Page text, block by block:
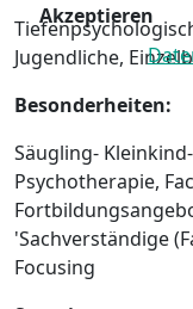
Jugendliche,
Besonderheiten:
Säugling-
Psychotherapie,
'Sachverständige
Focusing
Akzeptieren